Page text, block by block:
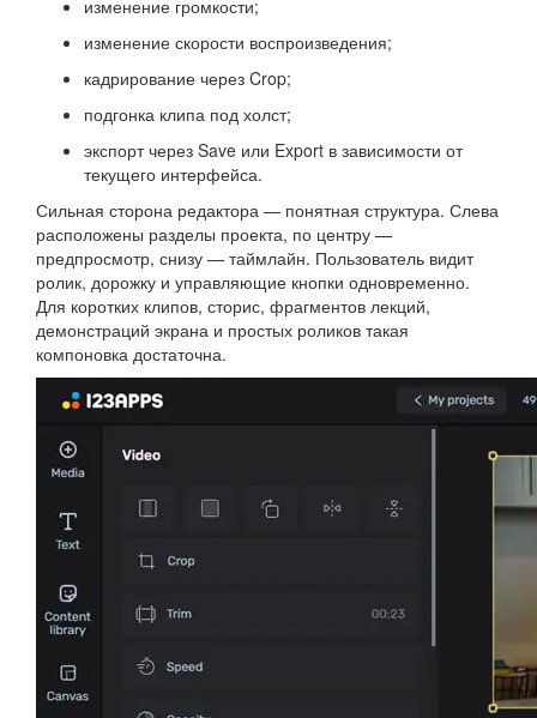
изменение громкости;
изменение скорости воспроизведения;
кадрирование через Crop;
подгонка клипа под холст;
экспорт через Save или Export в зависимости от
текущего интерфейса.
Сильная сторона редактора — понятная структура. Слева
расположены разделы проекта, по центру —
предпросмотр, снизу — таймлайн. Пользователь видит
ролик, дорожку и управляющие кнопки одновременно.
Для коротких клипов, сторис, фрагментов лекций,
демонстраций экрана и простых роликов такая
компоновка достаточна.